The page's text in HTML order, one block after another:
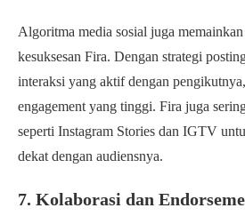
Algoritma media sosial juga
kesuksesan Fira. Dengan strategi
interaksi yang aktif dengan
engagement yang tinggi. Fira juga
seperti Instagram Stories dan IGTV
dekat dengan audiensnya.
7. Kolaborasi dan